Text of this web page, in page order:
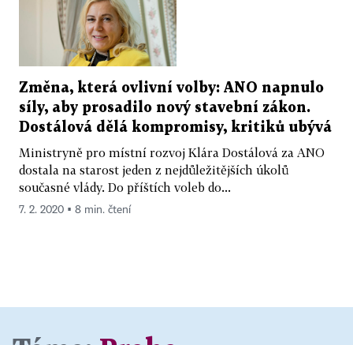
Změna, která ovlivní volby: ANO napnulo
síly, aby prosadilo nový stavební zákon.
Dostálová dělá kompromisy, kritiků ubývá
Ministryně pro místní rozvoj Klára Dostálová za ANO
dostala na starost jeden z nejdůležitějších úkolů
současné vlády. Do příštích voleb do...
7. 2. 2020 ▪ 8 min. čtení